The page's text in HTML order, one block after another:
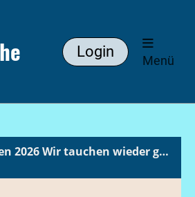
Login
Menü
Schnuppertauchen 2026 Wir tauchen wieder gemeinsam ab.